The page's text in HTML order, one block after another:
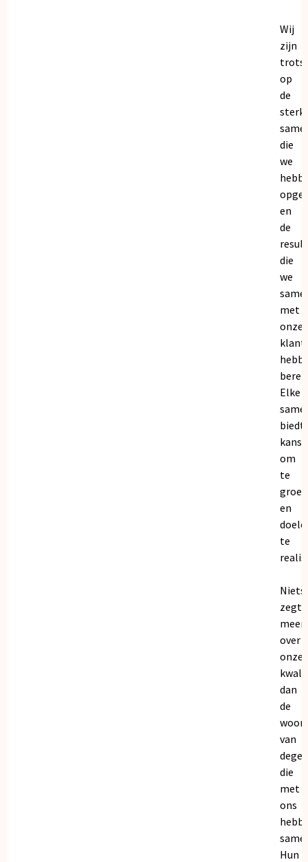
Wij
zijn
trots
op
de
die
we
en
de
die
we
met
onze
Elke
biedt
om
te
en
te
Niets
zegt
meer
over
onze
dan
de
van
die
met
ons
Hun